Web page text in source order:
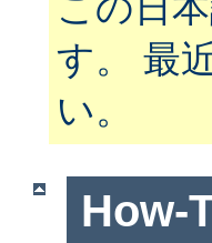
す。 最
い。
How-